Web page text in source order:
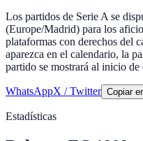
Los partidos de Serie A se
(Europe/Madrid) para los
plataformas con derechos del
aparezca en el calendario, la
partido se mostrará al inicio de
WhatsAppX / Twitter Copiar
Estadísticas